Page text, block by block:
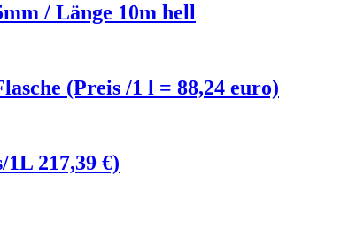
/ Länge 10m hell
(Preis /1 l = 88,24 euro)
217,39 €)